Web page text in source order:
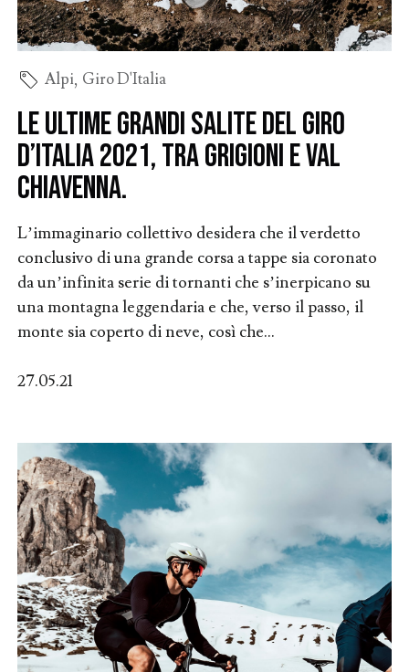
Alpi, Giro D'Italia
Le ultime grandi salite del Giro
d’Italia 2021, tra Grigioni e Val
Chiavenna.
L’immaginario collettivo desidera che il verdetto
conclusivo di una grande corsa a tappe sia coronato
da un’infinita serie di tornanti che s’inerpicano su
una montagna leggendaria e che, verso il passo, il
monte sia coperto di neve, così che...
27.05.21